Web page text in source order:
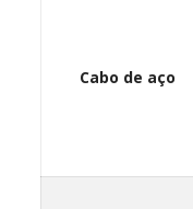
Cabo de aço